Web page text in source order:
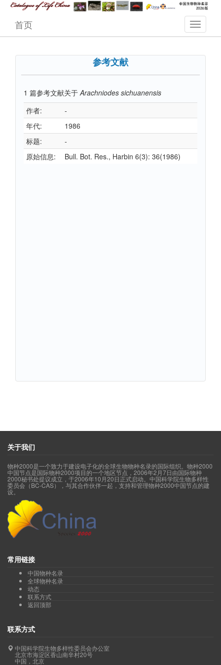
首页
参考文献
1 篇参考文献关于 Arachniodes sichuanensis
作者:
-
年代:
1986
标题:
-
原始信息:
Bull. Bot. Res., Harbin 6(3): 36(1986)
关于我们
物种2000是一个致力于建设电子化的全球生物物种名录的国际组织。物种2000
中国节点是国际物种2000项目的一个地区节点，2006年2月7日由国际物种
2000秘书处提议成立，于2006年10月20日正式启动。中国科学院生物多样性
委员会（BC-CAS），与其合作伙伴一起，支持和管理物种2000中国节点的建
设。
常用链接
中国物种名录
全球物种名录
动态
联系方式
返回顶部
联系方式
中国科学院生物多样性委员会办公室
北京市海淀区香山南辛村20号
中国，北京